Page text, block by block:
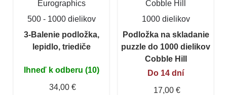
Eurographics
500 - 1000 dielikov
3-Balenie podložka,
lepidlo, triediče
Ihneď k odberu (10)
34,00 €
Cobble Hill
1000 dielikov
Podložka na skladanie
puzzle do 1000 dielikov
Cobble Hill
Do 14 dní
17,00 €